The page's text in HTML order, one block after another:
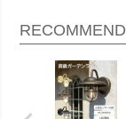
RECOMMEND